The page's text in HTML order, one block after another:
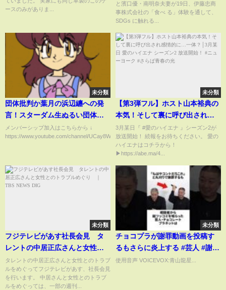
ースのみがありま...
で！」 「ITOCHU SDGs
STUDIO RESTAURANT 星のキ
と濱口優・南明奈夫妻が19日、伊藤忠商
事株式会社の「食べ る」体験を通して、
SDGs に触れる...
未分類
団体批判か葉月の浜辺纏への発
言！スターダム生ぬるい団体に
なるよ！期待の新人に辛辣な言
葉！スターダム【STARDOM】
メンバーシップ加入はこちらから ↓
https://www.youtube.com/channel/UCay8WSrC1qpZI__zIT-...
未分類
【第3弾フル】ホスト山本裕典の
本気！そして裏に呼び出され感
情的に…一体？│3月某日 愛のハ
イエナ シーズン2 放送開始！ #
ニューヨーク #さらば青春の光
3月某日『 #愛のハイエナ 』シーズン2が
放送開始！ 続報をお待ちください。 愛の
ハイエナはコチラから！
▶https://abe.ma/4...
未分類
フジテレビがあす社長会見 タ
レントの中居正広さんと女性と
のトラブルめぐり ｜
TBS NEWS DIG
タレントの中居正広さんと女性とのトラブ
ルをめぐってフジテレビがあす、社長会見
を行います。 中居さんと女性とのトラブ
ルをめぐっては、一部の週刊...
未分類
チョコプラが謝罪動画を投稿す
るもさらに炎上する #芸人 #謝罪
#炎上 #雑学
使用音声 VOICEVOX:青山龍星...